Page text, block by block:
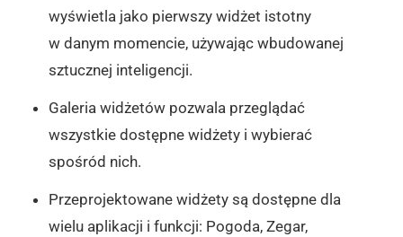
wyświetla jako pierwszy widżet istotny
w danym momencie, używając wbudowanej
sztucznej inteligencji.
Galeria widżetów pozwala przeglądać
wszystkie dostępne widżety i wybierać
spośród nich.
Przeprojektowane widżety są dostępne dla
wielu aplikacji i funkcji: Pogoda, Zegar,